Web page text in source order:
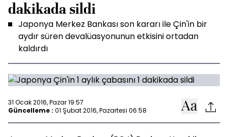
dakikada sildi
Japonya Merkez Bankası son kararı ile Çin'in bir
aydır süren devalüasyonunun etkisini ortadan
kaldırdı
31 Ocak 2016, Pazar 19:57
Güncelleme : 01 Şubat 2016, Pazartesi 06:58